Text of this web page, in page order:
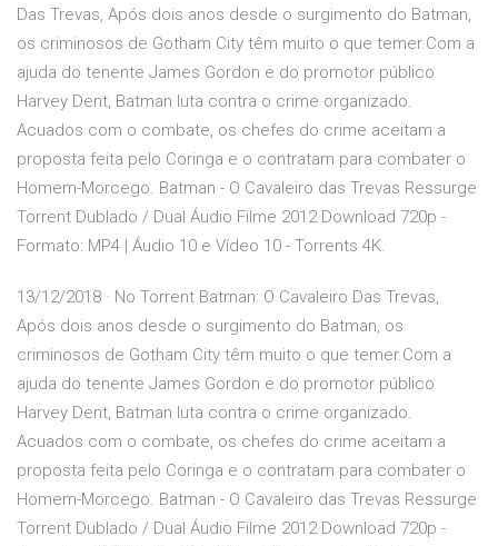
Das Trevas, Após dois anos desde o surgimento do Batman,
os criminosos de Gotham City têm muito o que temer.Com a
ajuda do tenente James Gordon e do promotor público
Harvey Dent, Batman luta contra o crime organizado.
Acuados com o combate, os chefes do crime aceitam a
proposta feita pelo Coringa e o contratam para combater o
Homem-Morcego. Batman - O Cavaleiro das Trevas Ressurge
Torrent Dublado / Dual Áudio Filme 2012 Download 720p -
Formato: MP4 | Áudio 10 e Vídeo 10 - Torrents 4K.
13/12/2018 · No Torrent Batman: O Cavaleiro Das Trevas,
Após dois anos desde o surgimento do Batman, os
criminosos de Gotham City têm muito o que temer.Com a
ajuda do tenente James Gordon e do promotor público
Harvey Dent, Batman luta contra o crime organizado.
Acuados com o combate, os chefes do crime aceitam a
proposta feita pelo Coringa e o contratam para combater o
Homem-Morcego. Batman - O Cavaleiro das Trevas Ressurge
Torrent Dublado / Dual Áudio Filme 2012 Download 720p -